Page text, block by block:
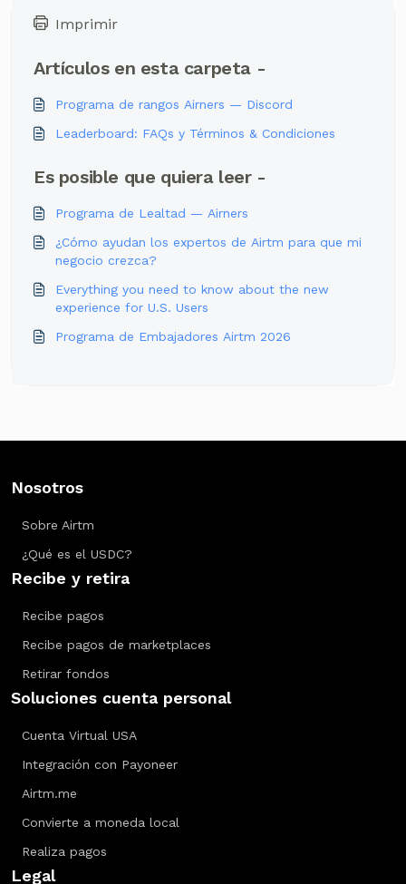
Imprimir
Artículos en esta carpeta -
Programa de rangos Airners — Discord
Leaderboard: FAQs y Términos & Condiciones
Es posible que quiera leer -
Programa de Lealtad — Airners
¿Cómo ayudan los expertos de Airtm para que mi
negocio crezca?
Everything you need to know about the new
experience for U.S. Users
Programa de Embajadores Airtm 2026
Nosotros
Sobre Airtm
¿Qué es el USDC?
Recibe y retira
Recibe pagos
Recibe pagos de marketplaces
Retirar fondos
Soluciones cuenta personal
Cuenta Virtual USA
Integración con Payoneer
Airtm.me
Convierte a moneda local
Realiza pagos
Legal